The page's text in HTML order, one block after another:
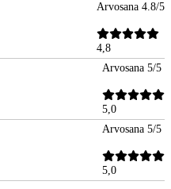
Arvosana 4.8/5
4,8
Arvosana 5/5
5,0
Arvosana 5/5
5,0